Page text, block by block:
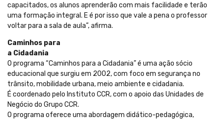
capacitados, os alunos aprenderão com mais facilidade e terão
uma formação integral. E é por isso que vale a pena o professor
voltar para a sala de aula”, afirma.
Caminhos para
a Cidadania
O programa “Caminhos para a Cidadania” é uma ação sócio
educacional que surgiu em 2002, com foco em segurança no
trânsito, mobilidade urbana, meio ambiente e cidadania.
É coordenado pelo Instituto CCR, com o apoio das Unidades de
Negócio do Grupo CCR.
O programa oferece uma abordagem didático-pedagógica,